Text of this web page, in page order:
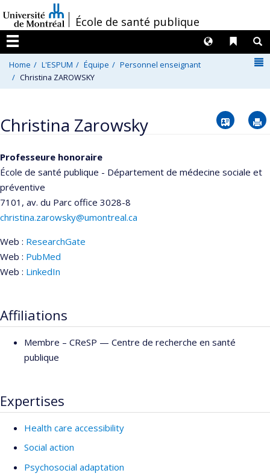
au
contenu
/École de santé publique
Menu
Liens
Langues
Home L'ESPUM Équipe
Personnel enseignant
Christina ZAROWSKY
Christina Zarowsky Vcard
Professeure honoraire
École de santé publique - Département de médecine sociale et
préventive
7101, av. du Parc office 3028-8
christina.zarowsky@umontreal.ca
Courriels
Web : ResearchGate
Web : PubMed
Web : LinkedIn
Affiliations
Membre – CReSP — Centre de recherche en santé
publique
Expertises
Health care accessibility
Social action
Psychosocial adaptation